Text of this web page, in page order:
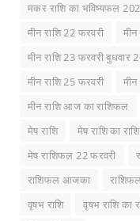
मकर राशि का भविष्यफल
मीन राशि 22 फरवरी
मीन राशि 23 फरवरी बुधवार
मीन राशि 25 फरवरी
मीन राशि आज का राशिफल
मेष राशि
मेष राशि का
मेष राशिफल 22 फरवरी
राशिफल आजका
वृषभ राशि
वृषभ राशि का